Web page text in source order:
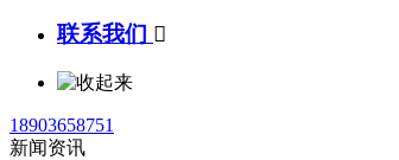
联系我们 
18903658751
新闻资讯